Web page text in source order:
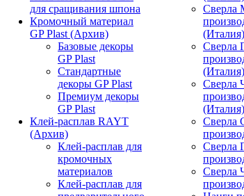
для сращивания шпона
Кромочный материал
GP Plast (Архив)
Базовые декоры
GP Plast
Стандартные
декоры GP Plast
Премиум декоры
GP Plast
Клей-расплав RAYT
(Архив)
Клей-расплав для
кромочных
материалов
Клей-расплав для
Сверла
(Италия)
Сверла
(Италия)
Сверла
(Италия)
Сверла
Сверла
Сверла